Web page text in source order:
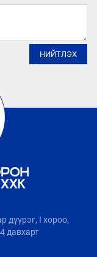
НИЙТЛЭХ
дүүрэг, I хороо,
давхарт